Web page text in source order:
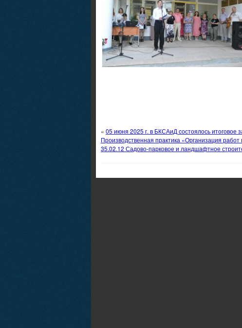
« 05 июня 2025 г. в БКСАиД состоялось итоговое
Производственная практика «Организация
35.02.12 Садово-парковое и ландшафтное